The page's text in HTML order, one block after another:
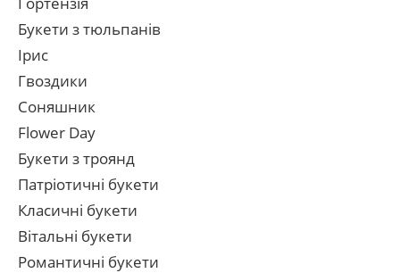
Букети з тюльпанів
Ірис
Гвоздики
Соняшник
Flower Day
Букети з троянд
Патріотичні букети
Класичні букети
Вітальні букети
Романтичні букети